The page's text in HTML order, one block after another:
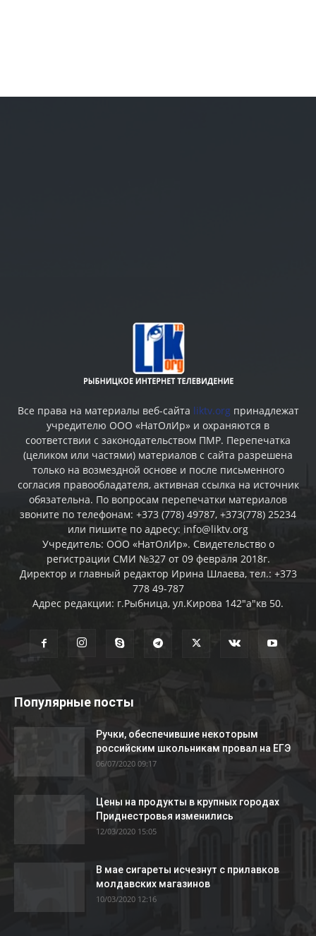
Все права на материалы веб-сайта liktv.org принадлежат
учредителю ООО «НатОлИр» и охраняются в
соответствии с законодательством ПМР. Перепечатка
(целиком или частями) материалов c сайта разрешена
только на возмездной основе и после письменного
согласия правообладателя, активная ссылка на источник
обязательна. По вопросам перепечатки материалов
звоните по телефонам: +373 (778) 49787, +373(778) 25234
или пишите по адресу: info@liktv.org
Учредитель: ООО «НатОлИр». Свидетельство о
регистрации СМИ №327 от 09 февраля 2018г.
Директор и главный редактор Ирина Шлаева, тел.: +373
778 49-787
Адрес редакции: г.Рыбница, ул.Кирова 142"а"кв 50.
Популярные посты
Ручки, обеспечившие некоторым
российским школьникам провал на ЕГЭ
06/07/2020 09:17
Цены на продукты в крупных городах
Приднестровья изменились
12/03/2020 15:05
В мае сигареты исчезнут с прилавков
молдавских магазинов
10/03/2020 12:16